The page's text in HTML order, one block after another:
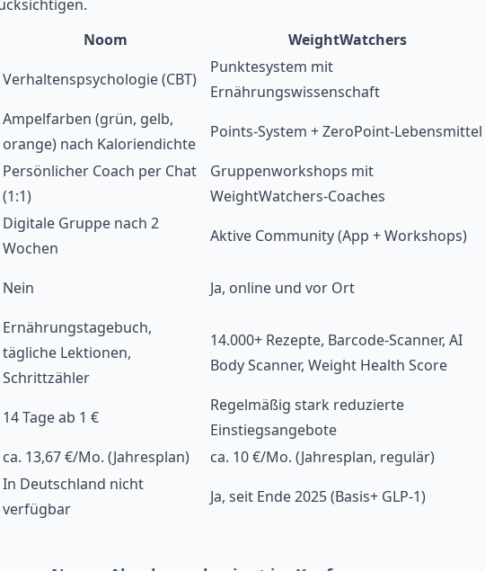
Noom
WeightWatchers
Verhaltenspsychologie (CBT)
Punktesystem mit
Ernährungswissenschaft
Ampelfarben (grün, gelb,
orange) nach Kaloriendichte
Points-System + ZeroPoint-Lebensmittel
Persönlicher Coach per Chat
(1:1)
Gruppenworkshops mit
WeightWatchers-Coaches
Digitale Gruppe nach 2
Wochen
Aktive Community (App + Workshops)
Nein Ja, online und vor Ort
Ernährungstagebuch,
tägliche Lektionen,
Schrittzähler
14.000+ Rezepte, Barcode-Scanner, AI
Body Scanner, Weight Health Score
14 Tage ab 1 €
Regelmäßig stark reduzierte
Einstiegsangebote
ca. 13,67 €/Mo. (Jahresplan)
ca. 10 €/Mo. (Jahresplan, regulär)
In Deutschland nicht
verfügbar
Ja, seit Ende 2025 (Basis+ GLP-1)